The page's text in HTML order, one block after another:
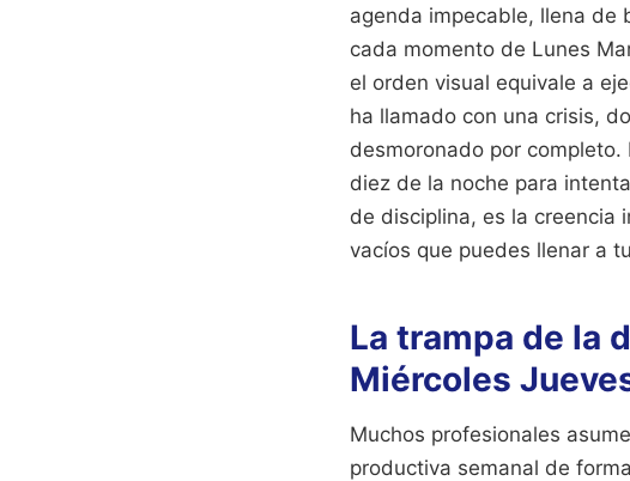
agenda impecable, llena de
cada momento de Lunes
el orden visual equivale a
ha llamado con una crisis,
desmoronado por
diez de la noche para
de disciplina, es la creencia
vacíos que puedes llenar a
La trampa de la
Miércoles
Muchos profesionales
productiva semanal de